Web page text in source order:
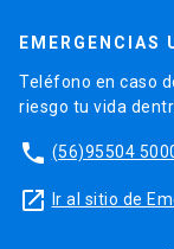
EMERGENCIAS
Teléfono en caso
riesgo tu vida
phone (56)95504
launch Ir al sitio de